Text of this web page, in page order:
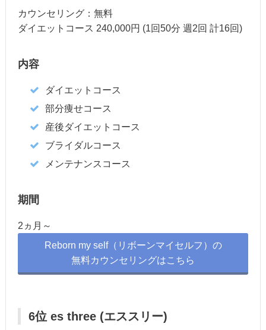
カウンセリング：無料
ダイエットコース 240,000円 (1回50分 週2回 計16回)
内容
ダイエットコース
部分痩せコース
産後ダイエットコース
ブライダルコース
メンテナンスコース
期間
2ヵ月～
Reborn my self（リボーンマイセルフ）の
無料カウンセリングはこちら
6位 es three (エススリー)